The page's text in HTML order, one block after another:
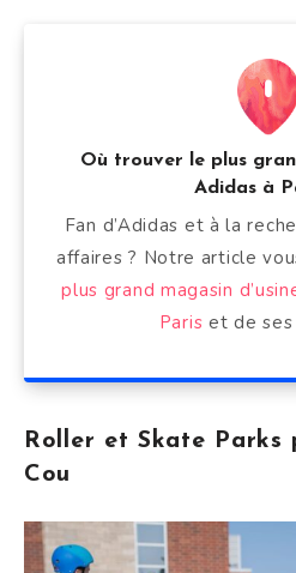
Où trouver le plus
Adidas à
Fan d’Adidas et à la
affaires ? Notre article
plus grand magasin
Paris et de ses
Roller et Skate Parks
Cou